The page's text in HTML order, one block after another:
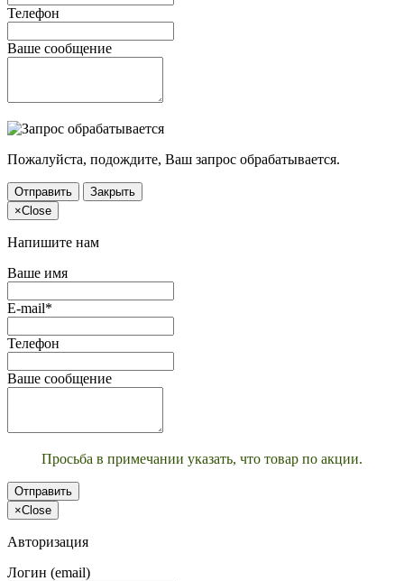
Телефон
Ваше сообщение
Пожалуйста, подождите, Ваш запрос обрабатывается.
Отправить
Закрыть
×Close
Напишите нам
Ваше имя
E-mail*
Телефон
Ваше сообщение
Просьба в примечании указать, что товар по акции.
Отправить
×Close
Авторизация
Логин (email)